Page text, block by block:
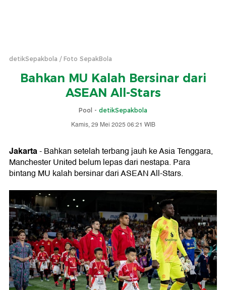
detikSepakbola Foto SepakBola
Bahkan MU Kalah Bersinar dari
ASEAN All-Stars
Pool - detikSepakbola
Kamis, 29 Mei 2025 06:21 WIB
Jakarta- Bahkan setelah terbang jauh ke Asia Tenggara,
Manchester United belum lepas dari nestapa. Para
bintang MU kalah bersinar dari ASEAN All-Stars.